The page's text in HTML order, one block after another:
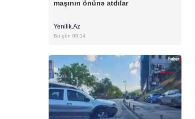
maşının önünə atdılar
Yenilik.Az
Bu gün 08:14